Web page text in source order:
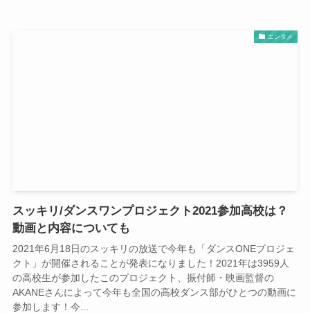
エンタメ
スッキリ/ダンスワンプロジェクト2021参加高校は？
動画と内容についても
2021年6月18日のスッキリの放送で今年も「ダンスONEプロジェ
クト」が開催されることが発表になりました！2021年は3959人
の高校生が参加したこのプロジェクト、振付師・映画監督の
AKANEさんによって今年も全国の高校ダンス部がひとつの動画に
参加します！今...